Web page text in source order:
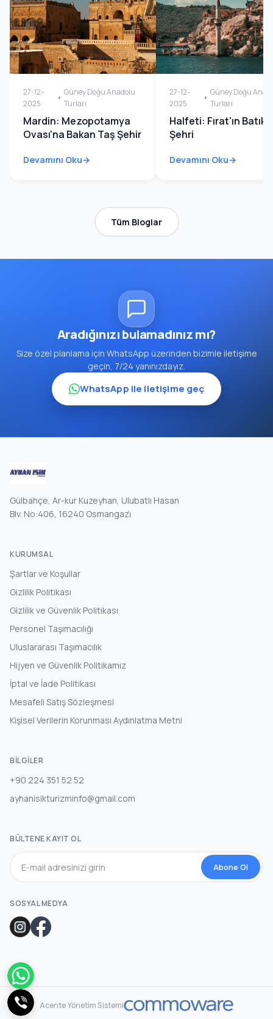
27-12-
2025
Güney Doğu Anadolu
Turları
Mardin: Mezopotamya
Ovası'na Bakan Taş Şehir
Devamını Oku
27-12-
2025
Güney Doğu
Turları
Halfeti: Fırat'ın Batık
Şehri
Devamını Oku
Tüm Bloglar
Aradığınızı bulamadınız mı?
Size özel planlama için WhatsApp üzerinden bizimle iletişime
geçin, 7/24 yanınızdayız.
WhatsApp ile iletişime geç
Gülbahçe, Ar-kur Kuzeyhan, Ulubatlı Hasan
Blv. No:406, 16240 Osmangazi̇
KURUMSAL
Şartlar ve Koşullar
Gizlilik Politikası
Gizlilik ve Güvenlik Politikası
Personel Taşımacılığı
Uluslararası Taşımacılık
Hijyen ve Güvenlik Politikamız
İptal ve İade Politikası
Mesafeli Satış Sözleşmesi
Kişisel Verilerin Korunması Aydınlatma Metni
BILGILER
+90 224 351 52 52
ayhanisikturizminfo@gmail.com
BÜLTENE KAYIT OL
Abone Ol
SOSYAL MEDYA
Acente Yönetim Sistemi